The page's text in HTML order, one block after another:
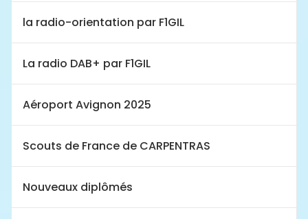
la radio-orientation par F1GIL
La radio DAB+ par F1GIL
Aéroport Avignon 2025
Scouts de France de CARPENTRAS
Nouveaux diplômés